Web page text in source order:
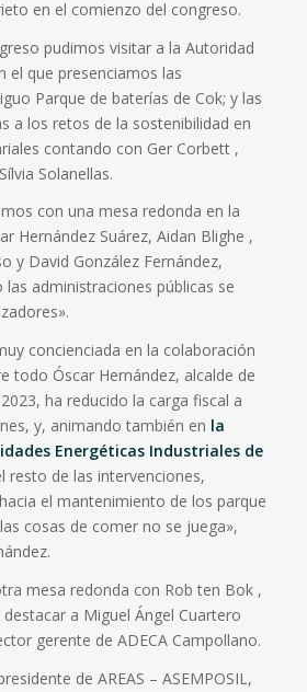
en el comienzo del congreso.
pudimos visitar a la Autoridad
el que presenciamos las
Parque de baterías de Cok; y las
a los retos de la sostenibilidad en
contando con Ger Corbett ,
Solanellas.
con una mesa redonda en la
Hernández Suárez, Aidan Blighe ,
y David González Fernández,
las administraciones públicas se
concienciada en la colaboración
todo Óscar Hernández, alcalde de
ha reducido la carga fiscal a
y, animando también en la
Energéticas Industriales de
resto de las intervenciones,
el mantenimiento de los parque
cosas de comer no se juega»,
mesa redonda con Rob ten Bok ,
a Miguel Ángel Cuartero
gerente de ADECA Campollano.
de AREAS – ASEMPOSIL,